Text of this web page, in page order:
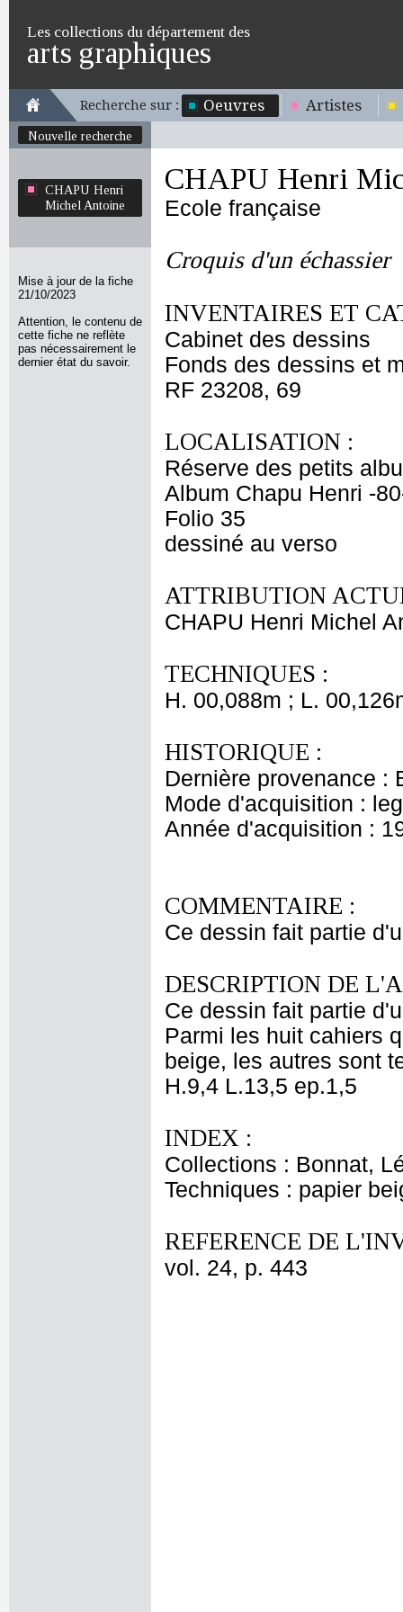
Les collections du département des
arts graphiques
Recherche sur : Oeuvres Artistes
Nouvelle recherche
CHAPU Henri
Michel Antoine
Mise à jour de la fiche
21/10/2023
Attention, le contenu de
cette fiche ne reflète
pas nécessairement le
dernier état du savoir.
CHAPU Henri
Ecole française
Croquis d'un échassier
INVENTAIRES ET
Cabinet des dessins
Fonds des dessins et
RF 23208, 69
LOCALISATION :
Réserve des petits
Album Chapu Henri -
Folio 35
dessiné au verso
ATTRIBUTION
CHAPU Henri Michel
TECHNIQUES :
H. 00,088m ; L.
HISTORIQUE :
Dernière provenance :
Mode d'acquisition :
Année d'acquisition :
COMMENTAIRE :
Ce dessin fait partie
DESCRIPTION DE
Ce dessin fait partie
Parmi les huit cahiers
beige, les autres sont
H.9,4 L.13,5 ep.1,5
INDEX :
Collections : Bonnat,
Techniques : papier
REFERENCE DE
vol. 24, p. 443